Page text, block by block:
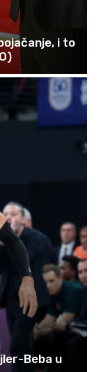
i to
Beba u